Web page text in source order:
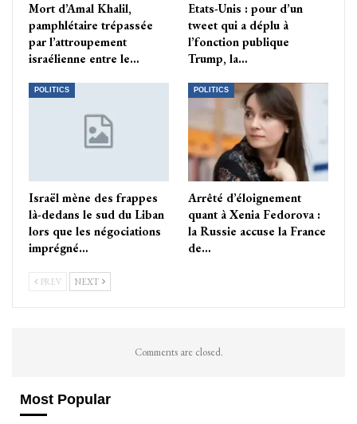
Mort d’Amal Khalil,
pamphlétaire trépassée
par l’attroupement
israélienne entre le…
Etats-Unis : pour d’un
tweet qui a déplu à
l’fonction publique
Trump, la…
POLITICS
Israël mène des frappes
là-dedans le sud du Liban
lors que les négociations
imprégné…
POLITICS
Arrêté d’éloignement
quant à Xenia Fedorova :
la Russie accuse la France
de…
PREV NEXT
Comments are closed.
Most Popular